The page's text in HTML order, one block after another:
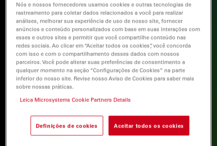
Nós e nossos fornecedores usamos cookies e outras tecnologias de
rastreamento para coletar dados relacionados a você para realizar
análises, melhorar sua experiência de uso de nosso site, fornecer
anúncios e conteúdo personalizados com base em suas interações com
esses e outros sites e permitir que você compartilhe conteúdo nas
redes sociais. Ao clicar em “Aceitar todos os cookies”, você concorda
com isso e com o compartilhamento desses dados com nossos
parceiros. Você pode alterar suas preferências de consentimento a
qualquer momento na seção “Configurações de Cookies” na parte
inferior do nosso site. Revise nosso Aviso de Cookies para saber mais
sobre nossas práticas.
Leica Microsystems Cookie Partners Details
Definições de cookies Aceitar todos os cookies